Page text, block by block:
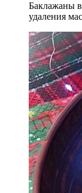
Баклажаны
удаления